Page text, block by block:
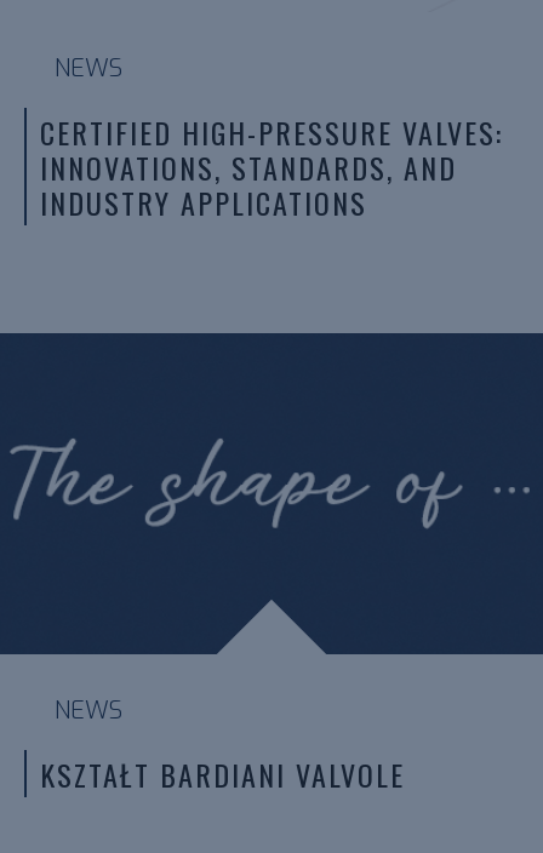
CERTIFIED HIGH-PRESSURE VALVES:
INNOVATIONS, STANDARDS, AND
INDUSTRY APPLICATIONS
NEWS
KSZTAŁT BARDIANI VALVOLE
NEWS